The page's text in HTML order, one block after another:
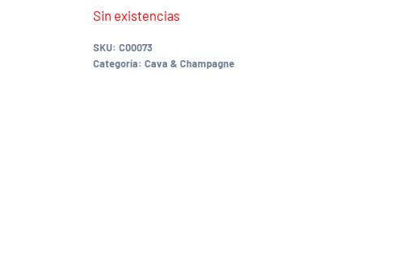
Sin existencias
SKU: C00073
Categoría: Cava & Champagne